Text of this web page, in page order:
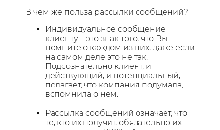
В чем же польза рассылки сообщений?
Индивидуальное сообщение
клиенту – это знак того, что Вы
помните о каждом из них, даже если
на самом деле это не так.
Подсознательно клиент, и
действующий, и потенциальный,
полагает, что компания подумала,
вспомнила о нем.
Рассылка сообщений означает, что
те, кто их получит, обязательно их